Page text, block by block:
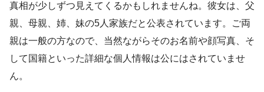
真相が少しずつ見えてくるかもしれませんね。彼女は、父
親、母親、姉、妹の5人家族だと公表されています。ご両
親は一般の方なので、当然ながらそのお名前や顔写真、そ
して国籍といった詳細な個人情報は公にはされていませ
ん。